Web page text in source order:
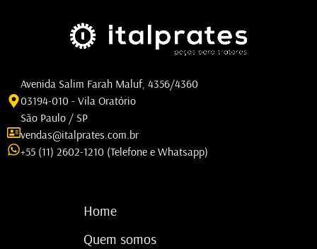
Avenida Salim Farah Maluf, 4356/4360
03194-010 - Vila Oratório
São Paulo / SP
vendas@italprates.com.br
+55 (11) 2602-1210 (Telefone e Whatsapp)
Home
Quem somos